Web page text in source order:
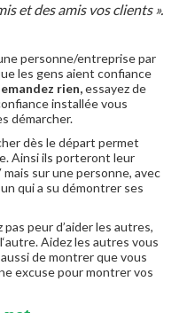
et des amis vos clients ».
personne/entreprise par
les gens aient confiance
rien,essayez de
installée vous
démarcher.
dès le départ permet
Ainsi ils porteront leur
sur une personne, avec
qui a su démontrer ses
peur d’aider les autres,
Aidez les autres vous
de montrer que vous
excuse pour montrer vos